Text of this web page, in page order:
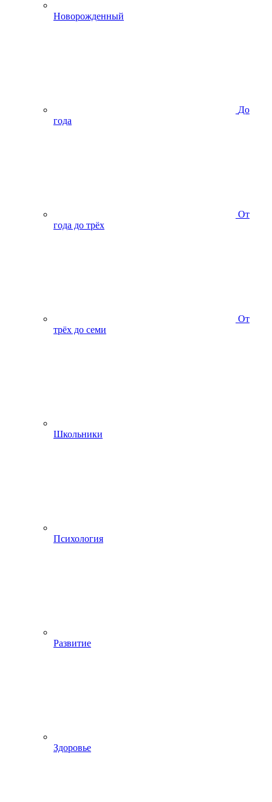
Новорожденный
До
года
От
года до трёх
От
трёх до семи
Школьники
Психология
Развитие
Здоровье